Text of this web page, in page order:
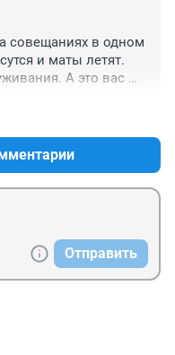
совещаниях в одном
и маты летят.
А это вас
Отправить